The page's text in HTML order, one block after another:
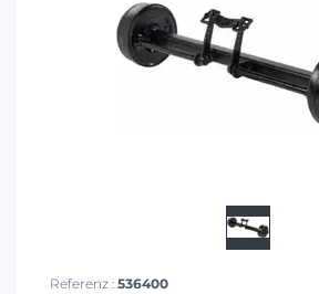
Referenz : 536400